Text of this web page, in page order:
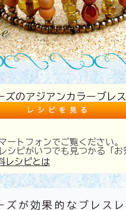
ズのアジアンカラーブレ
ートフォンでご覧ください。
シピがいつでも見つかる「
レシピとは
ズが効果的なブレス